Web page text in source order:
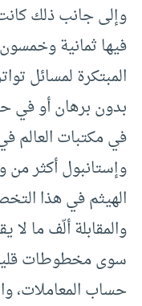
وإلى جانب ذلك
فيها ثمانية
المبتكرة لمسائل
بدون برهان أو في
في مكتبات العالم
وإستانبول أكثر
الهيثم في هذا
والمقابلة ألّف ما
سوى مخطوطات
حساب المعاملات،